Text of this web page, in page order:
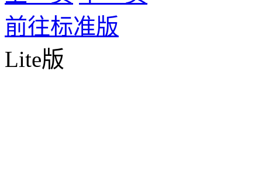
前往标准版
Lite版